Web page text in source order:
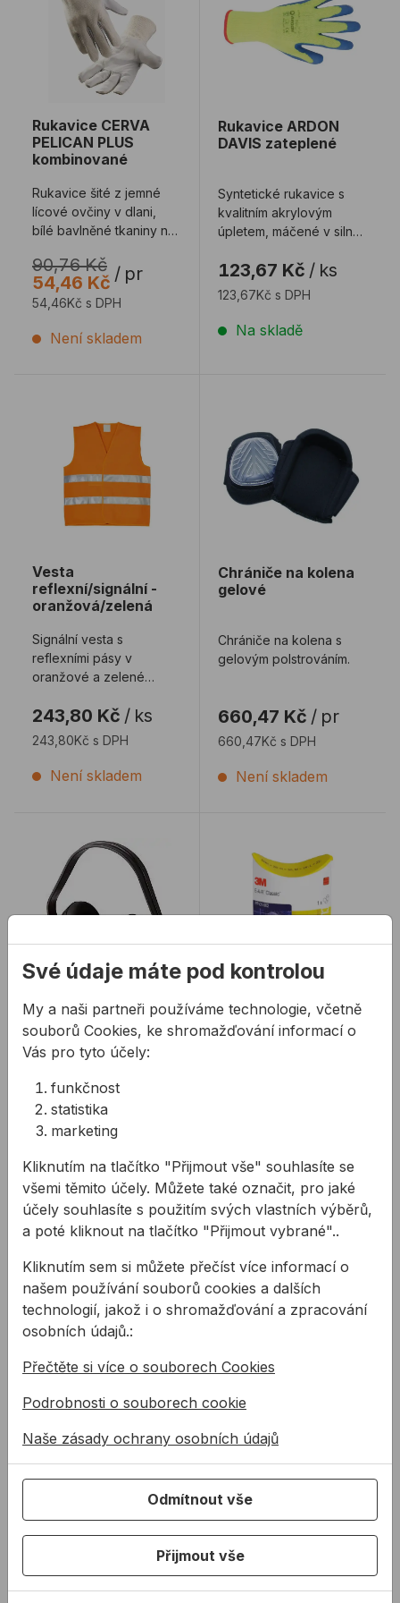
Rukavice CERVA
PELICAN PLUS
kombinované
Rukavice šité z jemné
lícové ovčiny v dlani,
bílé bavlněné tkaniny na
Ochranné r ...
90,76 Kč
54,46 Kč / pr
54,46Kč s DPH
Není skladem
Rukavice ARDON
DAVIS zateplené
Syntetické rukavice s
kvalitním akrylovým
úpletem, máčené v silné
protiskluzová úprav ...
123,67 Kč / ks
123,67Kč s DPH
Na skladě
Vesta
reflexní/signální -
oranžová/zelená
Signální vesta s
reflexními pásy v
oranžové a zelené
243,80 Kč / ks
243,80Kč s DPH
Není skladem
Chrániče na kolena
gelové
Chrániče na kolena s
gelovým polstrováním.
660,47 Kč / pr
660,47Kč s DPH
Není skladem
Sluchátka EP101/SNR na ochranu sluchu
Sluchátka
EP101/SNR na
ochranu sluchu
ochranu sluchu v
červeno-černé barvě.
304,30Kč s DPH
Na skladě
Špunty do uší 3M -
omyvatelné
16,25 Kč pr
16,25Kč s DPH
Na skladě
Pracovní brýle Delta Plus VULCANO2 CLEAR
Pracovní brýle Delta
Plus VULCANO2
CLEAR
jednočočkové brýle,
bočnice v obou
směrech, rozšířené
209,21 Kč/ks
Pracovní brýle Delta Plus
Pracovní brýle Delta
Plus VULCANO2
SMOKE
Jednočočkové
polykarbonátové brýle,
nastavitelné bočnice v
obou směrech, rozšířené
konce bočnic, ext ...
209,21 Kč/ks
Své údaje máte pod kontrolou
My a naši partneři používáme technologie, včetně
souborů Cookies, ke shromažďování informací o
Vás pro tyto účely:
funkčnost
statistika
marketing
Kliknutím na tlačítko "Přijmout vše" souhlasíte se
všemi těmito účely. Můžete také označit, pro jaké
účely souhlasíte s použitím svých vlastních výběrů,
a poté kliknout na tlačítko "Přijmout vybrané"..
Kliknutím sem si můžete přečíst více informací o
našem používání souborů cookies a dalších
technologií, jakož i o shromažďování a zpracování
osobních údajů.:
Přečtěte si více o souborech Cookies
Podrobnosti o souborech cookie
Naše zásady ochrany osobních údajů
Odmítnout vše
Přijmout vše